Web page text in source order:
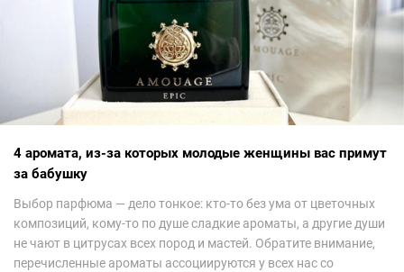
4 аромата, из-за которых молодые женщины вас примут
за бабушку
Выбор парфюма — дело тонкое: кто-то без ума от цветочных
композиций, кому-то по душе сладкие ароматы, а другие души
не чают в цитрусах всех пород и мастей. Обратите внимание,
перечисленные ароматы ассоциируются у всех нас со